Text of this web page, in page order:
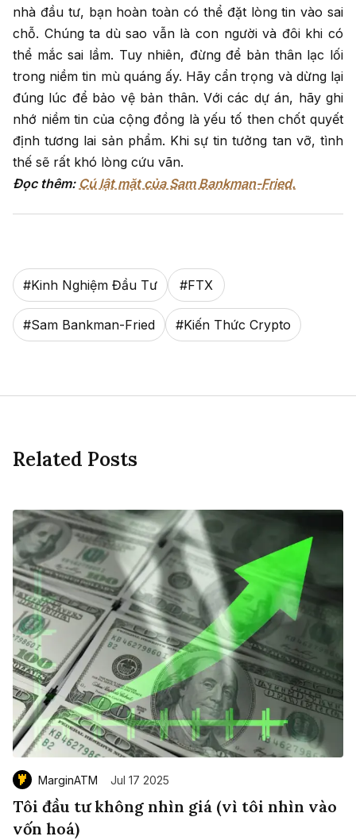
nhà đầu tư, bạn hoàn toàn có thể đặt lòng tin vào sai
chỗ. Chúng ta dù sao vẫn là con người và đôi khi có
thể mắc sai lầm. Tuy nhiên, đừng để bản thân lạc lối
trong niềm tin mù quáng ấy. Hãy cẩn trọng và dừng lại
đúng lúc để bảo vệ bản thân. Với các dự án, hãy ghi
nhớ niềm tin của cộng đồng là yếu tố then chốt quyết
định tương lai sản phẩm. Khi sự tin tưởng tan vỡ, tình
thế sẽ rất khó lòng cứu vãn.
Đọc thêm: Cú lật mặt của Sam Bankman-Fried.
#Kinh Nghiệm Đầu Tư #FTX
#Sam Bankman-Fried #Kiến Thức Crypto
Related Posts
MarginATM Jul 17 2025
Tôi đầu tư không nhìn giá (vì tôi nhìn vào
vốn hoá)